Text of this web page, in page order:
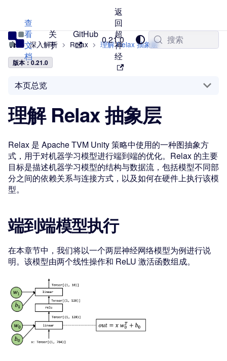
TVM 中文站
查
看
文
档
关
于
GitHub
返
回
超
神
经
0.21.0 搜索
深入解析 Relax 理解 Relax 抽象层
版本：0.21.0
本页总览
理解 Relax 抽象层
Relax 是 Apache TVM Unity 策略中使用的一种图抽象方
式，用于对机器学习模型进行端到端的优化。Relax 的主要
目标是描述机器学习模型的结构与数据流，包括模型不同部
分之间的依赖关系与连接方式，以及如何在硬件上执行该模
型。
端到端模型执行
在本章节中，我们将以一个两层神经网络模型为例进行说
明。该模型由两个线性操作和 ReLU 激活函数组成。